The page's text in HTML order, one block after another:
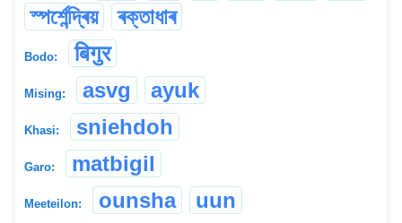
স্পৰ্শেন্দ্ৰিয়
ৰক্তাধাৰ
Bodo: बिगुर
Mising: asvg ayuk
Khasi: sniehdoh
Garo: matbigil
Meeteilon: ounsha uun